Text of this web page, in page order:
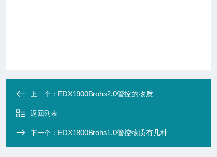
上一个： EDX1800Brohs2.0管控的物质
返回列表
下一个： EDX1800Brohs1.0管控物质有几种